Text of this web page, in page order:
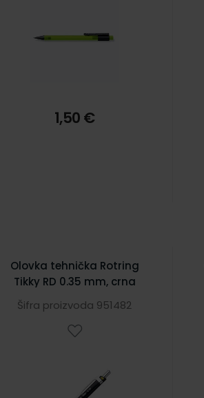
1,50 €
Olovka tehnička Rotring
Tikky RD 0.35 mm, crna
Šifra proizvoda 951482